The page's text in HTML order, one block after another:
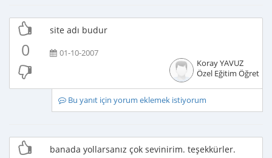
0
site adı budur
01-10-2007
Koray YAVUZ
Özel Eğitim
Bu yanıt için yorum eklemek istiyorum
banada yollarsanız çok sevinirim. teşekkürler.